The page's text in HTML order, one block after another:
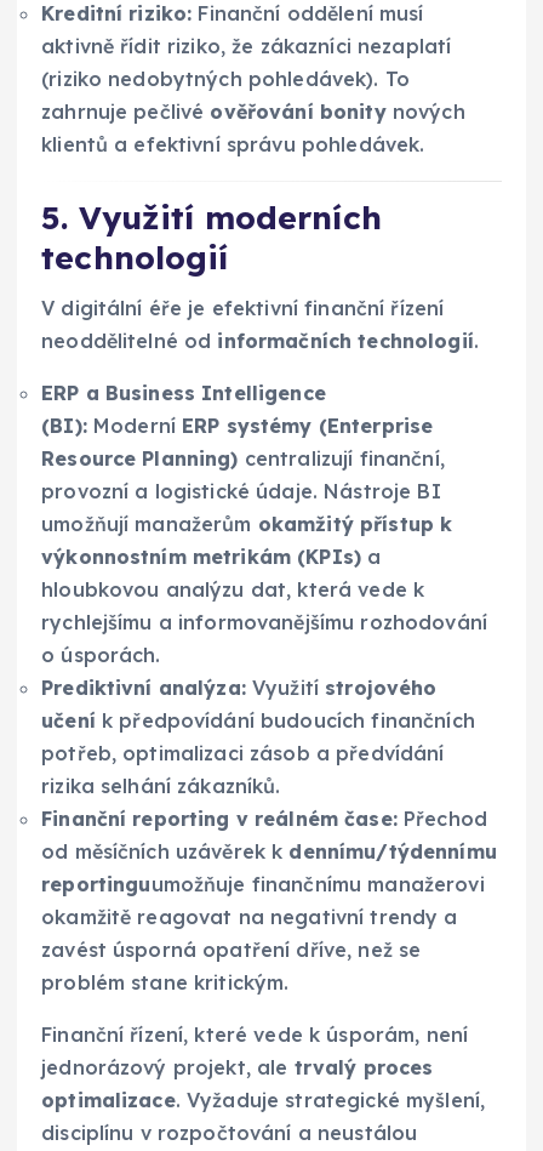
Kreditní riziko: Finanční oddělení musí
aktivně řídit riziko, že zákazníci nezaplatí
(riziko nedobytných pohledávek). To
zahrnuje pečlivé ověřování bonitynových
klientů a efektivní správu pohledávek.
5. Využití moderních
technologií
V digitální éře je efektivní finanční řízení
neoddělitelné od informačních technologií.
ERP a Business Intelligence
(BI):Moderní ERP systémy (Enterprise
Resource Planning) centralizují finanční,
provozní a logistické údaje. Nástroje BI
umožňují manažerům okamžitý přístup k
výkonnostním metrikám (KPIs) a
hloubkovou analýzu dat, která vede k
rychlejšímu a informovanějšímu rozhodování
o úsporách.
Prediktivní analýza:Využití strojového
učení k předpovídání budoucích finančních
potřeb, optimalizaci zásob a předvídání
rizika selhání zákazníků.
Finanční reporting v reálném čase:Přechod
od měsíčních uzávěrek k dennímu/týdennímu
reportinguumožňuje finančnímu manažerovi
okamžitě reagovat na negativní trendy a
zavést úsporná opatření dříve, než se
problém stane kritickým.
Finanční řízení, které vede k úsporám, není
jednorázový projekt, ale trvalý proces
optimalizace. Vyžaduje strategické myšlení,
disciplínu v rozpočtování a neustálou